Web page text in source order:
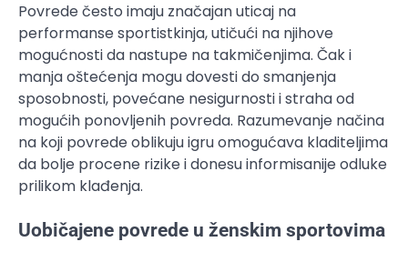
Povrede često imaju značajan uticaj na
performanse sportistkinja, utičući na njihove
mogućnosti da nastupe na takmičenjima. Čak i
manja oštećenja mogu dovesti do smanjenja
sposobnosti, povećane nesigurnosti i straha od
mogućih ponovljenih povreda. Razumevanje načina
na koji povrede oblikuju igru omogućava kladiteljima
da bolje procene rizike i donesu informisanije odluke
prilikom klađenja.
Uobičajene povrede u ženskim sportovima